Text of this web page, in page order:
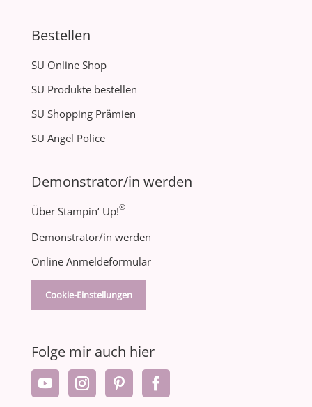
Bestellen
SU Online Shop
SU Produkte bestellen
SU Shopping Prämien
SU Angel Police
Demonstrator/in werden
Über Stampin‘ Up!®
Demonstrator/in werden
Online Anmeldeformular
Cookie-Einstellungen
Folge mir auch hier